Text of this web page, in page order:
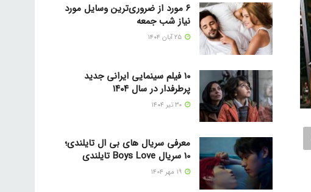
۶ مورد از ضروری‌ترین وسایل مورد
نیاز شب جمعه
۱۰ فیلم سینمایی ایرانی جدید
پرطرفدار در سال ۱۴۰۴
معرفی سریال های بی ال تایلندی؛
10 سریال Boys Love تایلندی